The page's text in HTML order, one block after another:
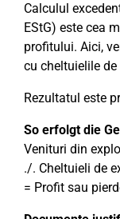
Calculul
EStG) este cea
profitului. Aici,
cu cheltuielile de
Rezultatul este
So erfolgt die
Venituri din
./. Cheltuieli de
= Profit sau